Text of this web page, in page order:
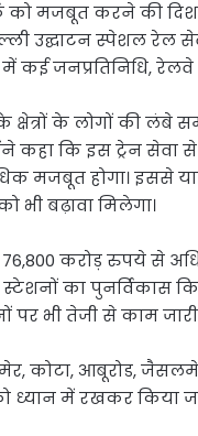
को मजबूत करने की
उद्घाटन स्पेशल रेल
में कई जनप्रतिनिधि,
के लोगों की लंबे
कहा कि इस ट्रेन सेवा से
मजबूत होगा। इससे
भी बढ़ावा मिलेगा।
करोड़ रुपये से
का पुनर्विकास
भी तेजी से काम जारी
कोटा, आबूरोड,
ध्यान में रखकर किया